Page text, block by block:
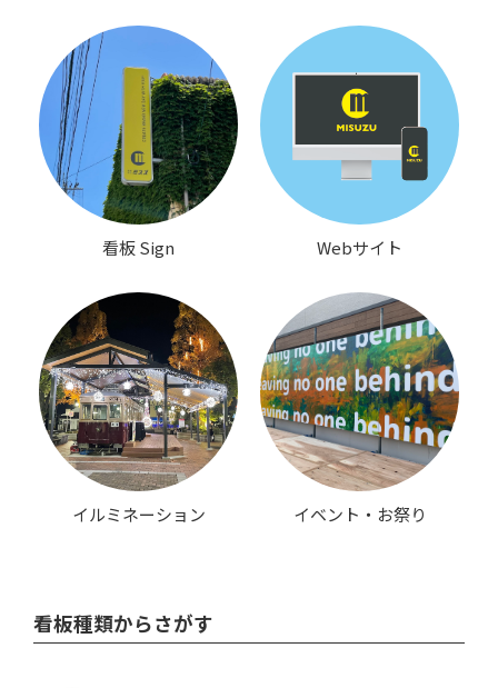
看板 Sign Webサイト
イルミネーション イベント・お祭り
看板種類からさがす